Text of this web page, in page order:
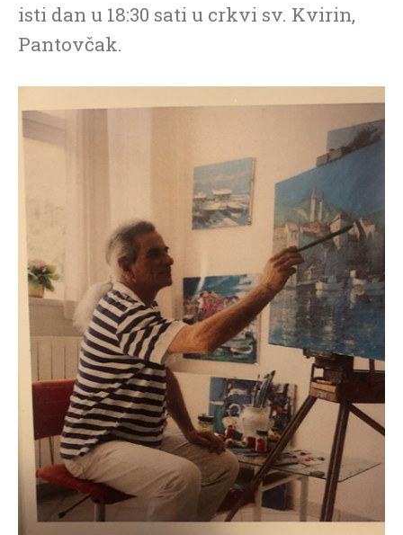
isti dan u 18:30 sati u crkvi sv. Kvirin,
Pantovčak.